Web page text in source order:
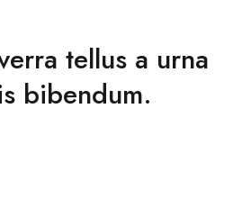
tellus a urna
bibendum.